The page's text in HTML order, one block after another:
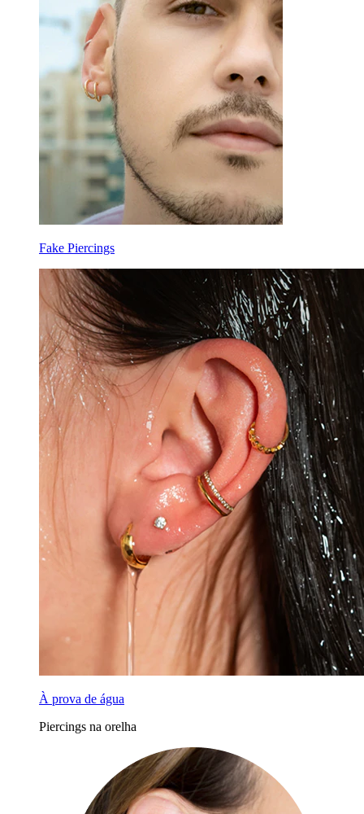
Fake Piercings
À prova de água
Piercings na orelha